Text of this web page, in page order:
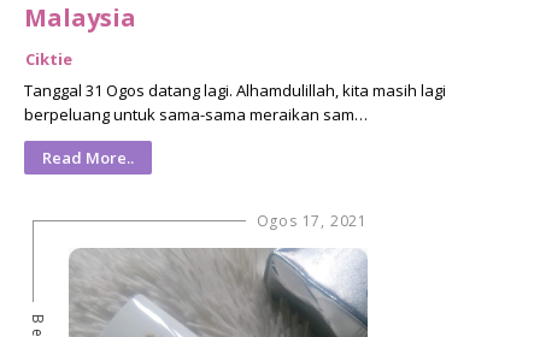
Malaysia
Ciktie
Tanggal 31 Ogos datang lagi. Alhamdulillah, kita masih lagi
berpeluang untuk sama-sama meraikan sam…
Read More..
Ogos 17, 2021